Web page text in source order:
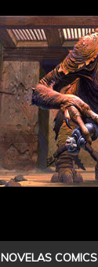
NOVELAS COMICS